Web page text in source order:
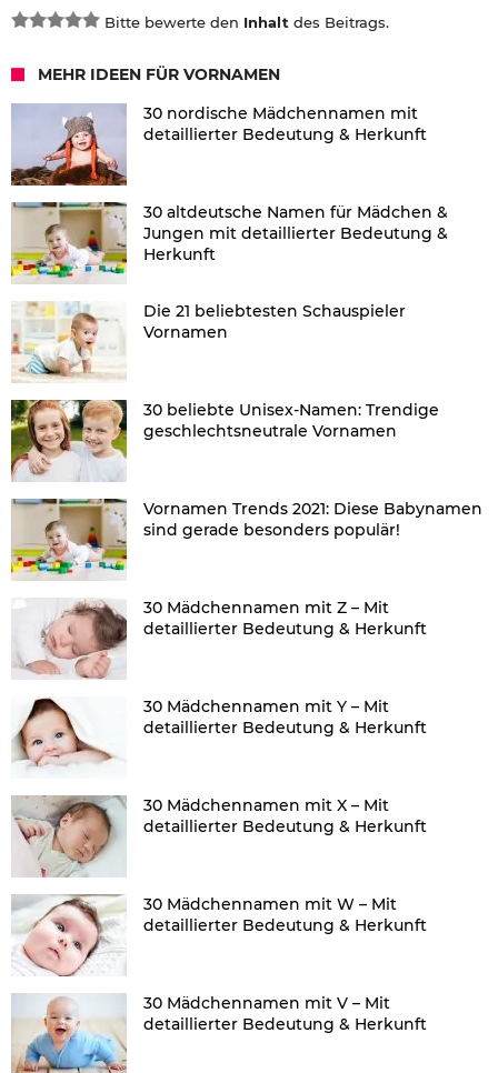
Bitte bewerte den Inhalt des Beitrags.
MEHR IDEEN FÜR VORNAMEN
30 nordische Mädchennamen mit
detaillierter Bedeutung & Herkunft
30 altdeutsche Namen für Mädchen &
Jungen mit detaillierter Bedeutung &
Herkunft
Die 21 beliebtesten Schauspieler
Vornamen
30 beliebte Unisex-Namen: Trendige
geschlechtsneutrale Vornamen
Vornamen Trends 2021: Diese Babynamen
sind gerade besonders populär!
30 Mädchennamen mit Z – Mit
detaillierter Bedeutung & Herkunft
30 Mädchennamen mit Y – Mit
detaillierter Bedeutung & Herkunft
30 Mädchennamen mit X – Mit
detaillierter Bedeutung & Herkunft
30 Mädchennamen mit W – Mit
detaillierter Bedeutung & Herkunft
30 Mädchennamen mit V – Mit
detaillierter Bedeutung & Herkunft